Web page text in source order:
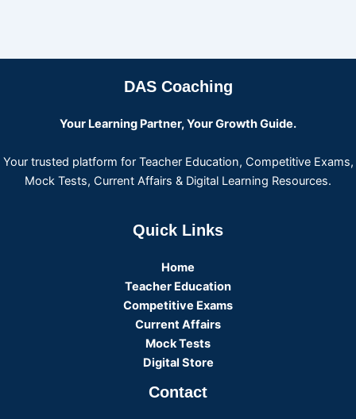
DAS Coaching
Your Learning Partner, Your Growth Guide.
Your trusted platform for Teacher Education, Competitive Exams,
Mock Tests, Current Affairs & Digital Learning Resources.
Quick Links
Home
Teacher Education
Competitive Exams
Current Affairs
Mock Tests
Digital Store
Contact